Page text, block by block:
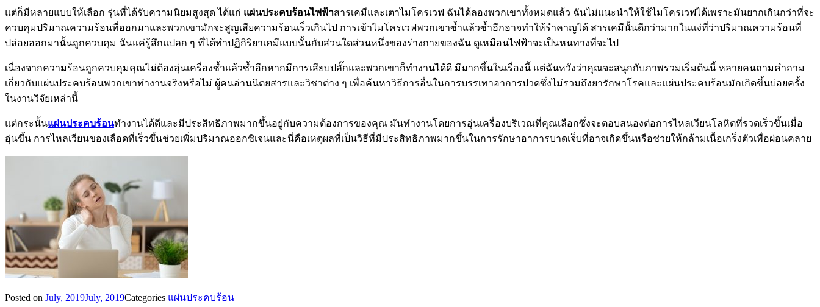
แต่ก็มีหลายแบบให้เลือก รุ่นที่ได้รับความนิยมสูงสุด ได้แก่ แผ่นประคบร้อนไฟฟ้าสารเคมีและเตาไมโครเวฟ ฉันได้ลองพวกเขาทั้งหมดแล้ว ฉันไม่แนะนำให้ใช้ไมโครเวฟได้เพราะมันยากเกินกว่าที่จะ
ควบคุมปริมาณความร้อนที่ออกมาและพวกเขามักจะสูญเสียความร้อนเร็วเกินไป การเข้าไมโครเวฟพวกเขาซ้ำแล้วซ้ำอีกอาจทำให้รำคาญได้ สารเคมีนั้นดีกว่ามากในแง่ที่ว่าปริมาณความร้อนที่
ปล่อยออกมานั้นถูกควบคุม ฉันแค่รู้สึกแปลก ๆ ที่ได้ทำปฏิกิริยาเคมีแบบนั้นกับส่วนใดส่วนหนึ่งของร่างกายของฉัน ดูเหมือนไฟฟ้าจะเป็นหนทางที่จะไป
เนื่องจากความร้อนถูกควบคุมคุณไม่ต้องอุ่นเครื่องซ้ำแล้วซ้ำอีกหากมีการเสียบปลั๊กและพวกเขาก็ทำงานได้ดี มีมากขึ้นในเรื่องนี้ แต่ฉันหวังว่าคุณจะสนุกกับภาพรวมเริ่มต้นนี้ หลายคนถามคำถาม
เกี่ยวกับแผ่นประคบร้อนพวกเขาทำงานจริงหรือไม่ ผู้คนอ่านนิตยสารและวิชาต่าง ๆ เพื่อค้นหาวิธีการอื่นในการบรรเทาอาการปวดซึ่งไม่รวมถึงยารักษาโรคและแผ่นประคบร้อนมักเกิดขึ้นบ่อยครั้ง
ในงานวิจัยเหล่านี้
แต่กระนั้นแผ่นประคบร้อนทำงานได้ดีและมีประสิทธิภาพมากขึ้นอยู่กับความต้องการของคุณ มันทำงานโดยการอุ่นเครื่องบริเวณที่คุณเลือกซึ่งจะตอบสนองต่อการไหลเวียนโลหิตที่รวดเร็วขึ้นเมื่อ
อุ่นขึ้น การไหลเวียนของเลือดที่เร็วขึ้นช่วยเพิ่มปริมาณออกซิเจนและนี่คือเหตุผลที่เป็นวิธีที่มีประสิทธิภาพมากขึ้นในการรักษาอาการบาดเจ็บที่อาจเกิดขึ้นหรือช่วยให้กล้ามเนื้อเกร็งตัวเพื่อผ่อนคลาย
Posted on July, 2019July, 2019Categories แผ่นประคบร้อน